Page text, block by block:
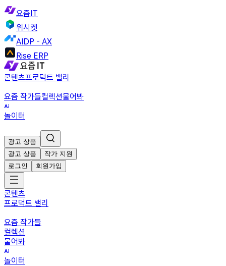
요즘IT
위시켓
AIDP - AX
Rise ERP
콘텐츠프로덕트 밸리
요즘 작가들컬렉션물어봐
놀이터
광고 상품
광고 상품
작가 지원
로그인
회원가입
콘텐츠
프로덕트 밸리
요즘 작가들
컬렉션
물어봐
놀이터